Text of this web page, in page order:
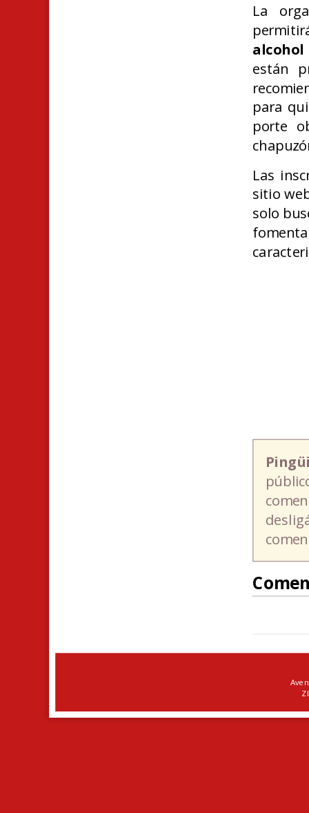
La
están
para
porte
Las
sitio
solo